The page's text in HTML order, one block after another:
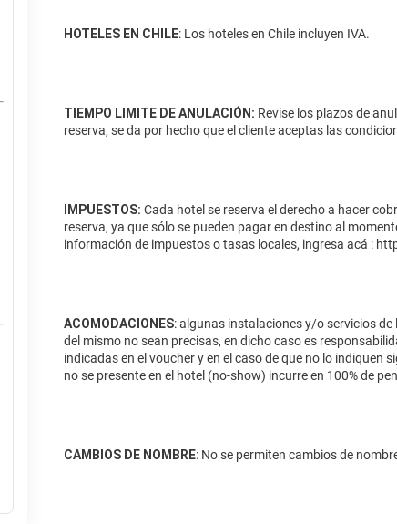
HOTELES EN CHILE: Los hoteles en Chile incluyen IVA.
TIEMPO LIMITE DE ANULACIÓN: Revise los plazos de
reserva, se da por hecho que el cliente aceptas las
IMPUESTOS: Cada hotel se reserva el derecho a hacer
reserva, ya que sólo se pueden pagar en destino al
información de impuestos o tasas locales, ingresa acá :
ACOMODACIONES: algunas instalaciones y/o servicios
del mismo no sean precisas, en dicho caso es
indicadas en el voucher y en el caso de que no lo
no se presente en el hotel (no-show) incurre en 100% de
CAMBIOS DE NOMBRE: No se permiten cambios de